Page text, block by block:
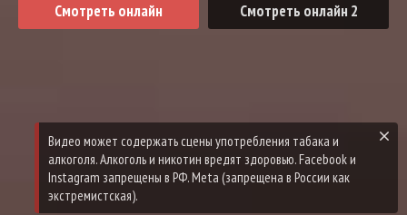
Смотреть онлайн Смотреть онлайн 2